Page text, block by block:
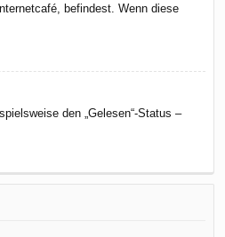
befindest. Wenn diese
den „Gelesen“-Status –